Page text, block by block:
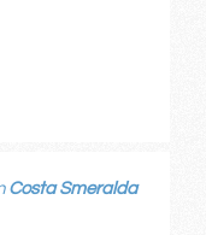
Costa Smeralda